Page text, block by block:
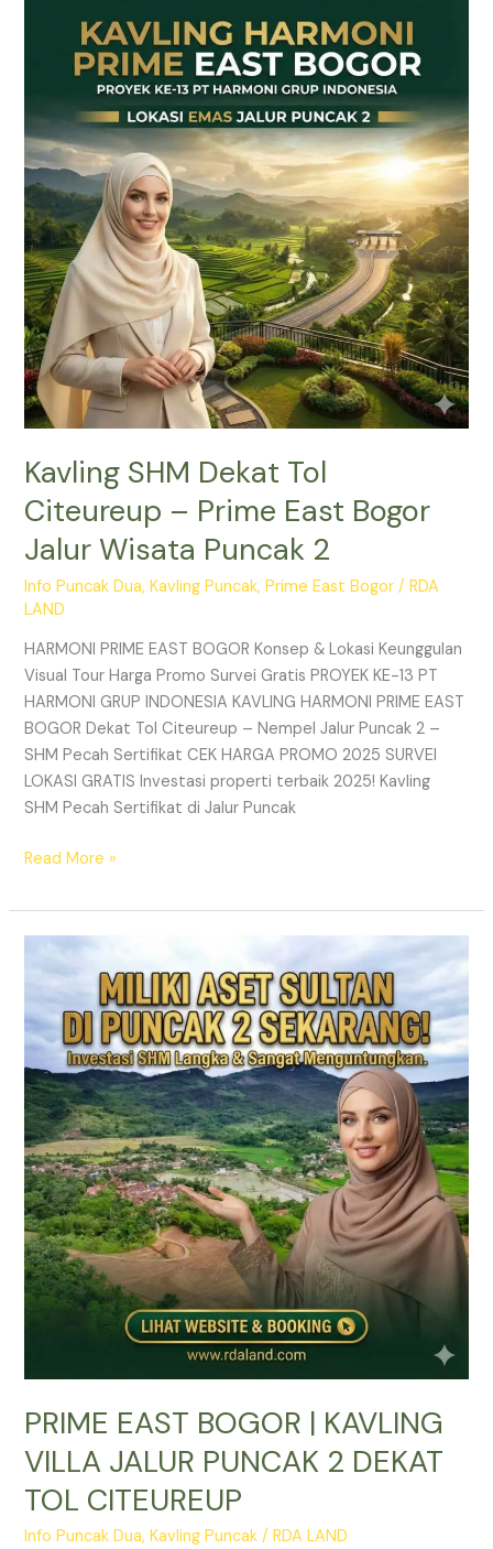
Kavling SHM Dekat Tol
Citeureup – Prime East Bogor
Jalur Wisata Puncak 2
Info Puncak Dua,Kavling Puncak,Prime East Bogor /RDA
LAND
HARMONI PRIME EAST BOGOR Konsep & Lokasi Keunggulan
Visual Tour Harga Promo Survei Gratis PROYEK KE-13 PT
HARMONI GRUP INDONESIA KAVLING HARMONI PRIME EAST
BOGOR Dekat Tol Citeureup – Nempel Jalur Puncak 2 –
SHM Pecah Sertifikat CEK HARGA PROMO 2025 SURVEI
LOKASI GRATIS Investasi properti terbaik 2025! Kavling
SHM Pecah Sertifikat di Jalur Puncak
–
Prime
East
Bogor
Jalur
Wisata
Puncak
2
Read More »
PRIME EAST BOGOR | KAVLING
VILLA JALUR PUNCAK 2 DEKAT
TOL CITEUREUP
Info Puncak Dua,Kavling Puncak /RDA LAND
EAST
BOGOR
KAVLING
VILLA
JALUR
PUNCAK
2
DEKAT
TOL
CITEUREUP